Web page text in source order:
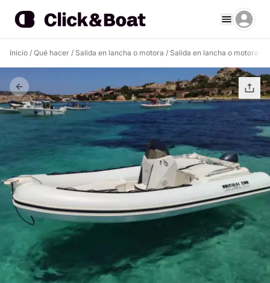
Inicio / Qué hacer / Salida en lancha o motora / Salida en lancha o motora